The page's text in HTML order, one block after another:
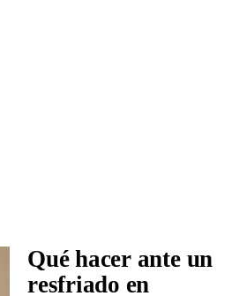
Qué hacer ante un
resfriado en